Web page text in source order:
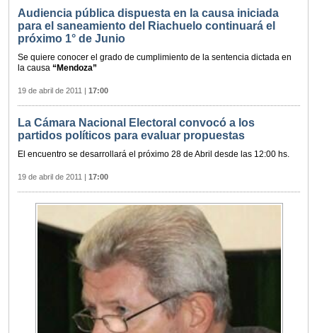
Audiencia pública dispuesta en la causa iniciada
para el saneamiento del Riachuelo continuará el
próximo 1° de Junio
Se quiere conocer el grado de cumplimiento de la sentencia dictada en
la causa “Mendoza”
19 de abril de 2011 17:00
La Cámara Nacional Electoral convocó a los
partidos políticos para evaluar propuestas
El encuentro se desarrollará el próximo 28 de Abril desde las 12:00 hs.
19 de abril de 2011 17:00